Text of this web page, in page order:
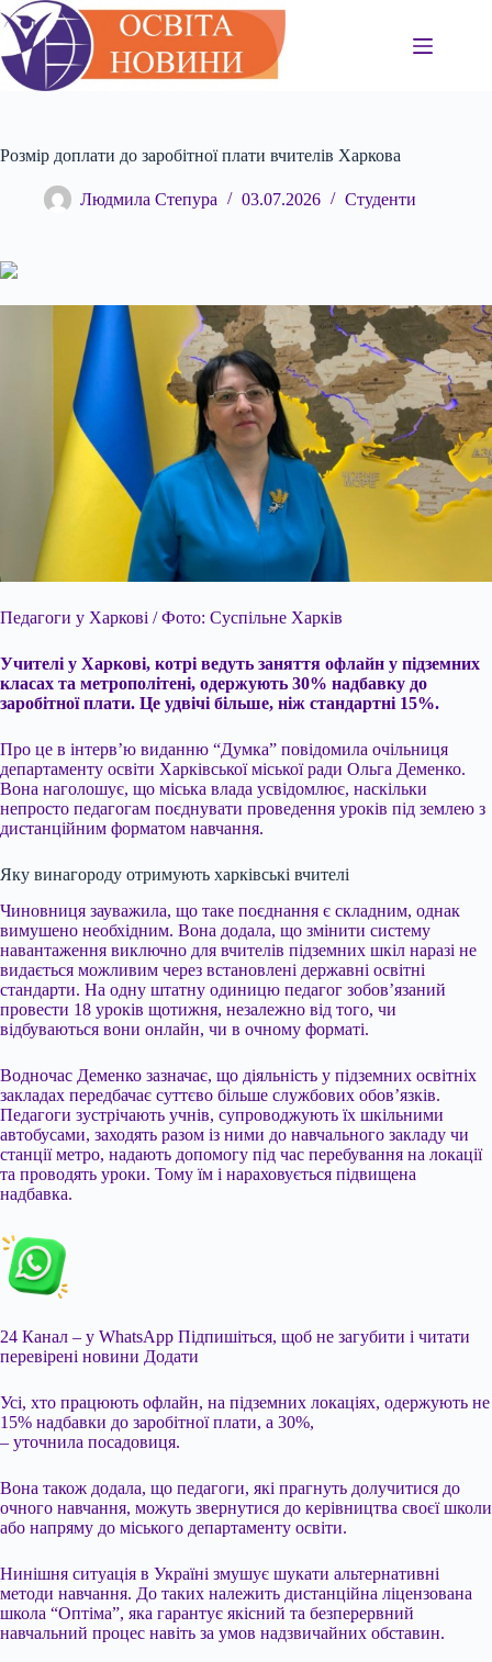
Перейти
до
вмісту
Розмір доплати до заробітної плати вчителів Харкова
Людмила Степура 03.07.2026 Студенти
Педагоги у Харкові / Фото: Суспільне Харків
Учителі у Харкові, котрі ведуть заняття офлайн у підземних
класах та метрополітені, одержують 30% надбавку до
заробітноїплати. Це удвічі більше, ніж стандартні 15%.
Про це в інтерв’ю виданню “Думка” повідомила очільниця
департаменту освіти Харківської міської ради Ольга Деменко.
Вона наголошує, що міська влада усвідомлює, наскільки
непросто педагогам поєднувати проведення уроків під землею з
дистанційним форматом навчання.
Яку винагороду отримують харківські вчителі
Чиновниця зауважила, що таке поєднання є складним, однак
вимушено необхідним. Вона додала, що змінити систему
навантаження виключно для вчителів підземних шкіл наразі не
видається можливим через встановлені державні освітні
стандарти. На одну штатну одиницю педагог зобов’язаний
провести 18 уроків щотижня, незалежно від того, чи
відбуваються вони онлайн, чи в очному форматі.
Водночас Деменко зазначає, що діяльність у підземних освітніх
закладах передбачає суттєво більше службових обов’язків.
Педагоги зустрічають учнів, супроводжують їх шкільними
автобусами, заходять разом із ними до навчального закладу чи
станції метро, надають допомогу під час перебування на локації
та проводять уроки. Тому їм і нараховується підвищена
надбавка.
24 Канал – у WhatsApp Підпишіться, щоб не загубити і читати
перевірені новини Додати
Усі, хто працюють офлайн, на підземних локаціях, одержують не
15% надбавки до заробітної плати, а 30%,
– уточнила посадовиця.
Вона також додала, що педагоги, які прагнуть долучитися до
очного навчання, можуть звернутися до керівництва своєї школи
або напряму до міського департаменту освіти.
Нинішня ситуація в Україні змушує шукати альтернативні
методи навчання. До таких належить дистанційна ліцензована
школа “Оптіма”, яка гарантує якісний та безперервний
навчальний процес навіть за умов надзвичайних обставин.